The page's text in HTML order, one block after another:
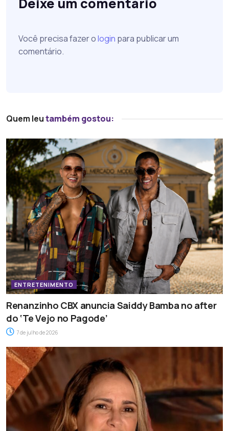
Você precisa fazer ologin para publicar um
comentário.
Quem leutambém gostou:
ENTRETENIMENTO
Renanzinho CBX anuncia Saiddy Bamba no after
do ‘Te Vejo no Pagode’
7 de julho de 2026